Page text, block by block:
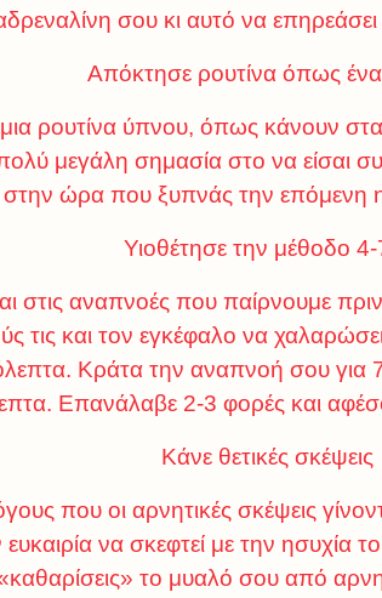
σου κι αυτό να
Απόκτησε ρουτίνα όπως
ρουτίνα ύπνου, όπως κάνουν
μεγάλη σημασία στο να είσαι
στην ώρα που ξυπνάς την επόμενη
Υιοθέτησε την μέθοδο
στις αναπνοές που παίρνουμε
τις και τον εγκέφαλο να
Κράτα την αναπνοή σου
Επανάλαβε 2-3 φορές και
Κάνε θετικές σκέψεις
που οι αρνητικές σκέψεις
ευκαιρία να σκεφτεί με την
το μυαλό σου από